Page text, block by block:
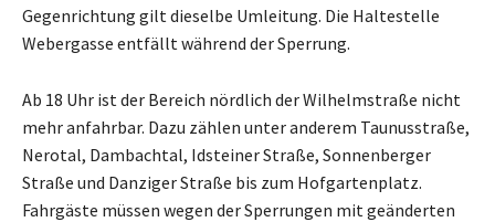
Gegenrichtung gilt dieselbe Umleitung. Die Haltestelle
Webergasse entfällt während der Sperrung.
Ab 18 Uhr ist der Bereich nördlich der Wilhelmstraße nicht
mehr anfahrbar. Dazu zählen unter anderem Taunusstraße,
Nerotal, Dambachtal, Idsteiner Straße, Sonnenberger
Straße und Danziger Straße bis zum Hofgartenplatz.
Fahrgäste müssen wegen der Sperrungen mit geänderten